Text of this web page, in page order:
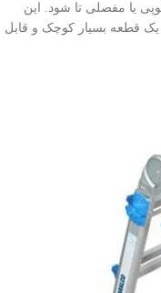
یا مفصلی تا شود. این
یک قطعه بسیار کوچک و قابل